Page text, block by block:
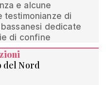
e alcune
testimonianze di
dedicate
di confine
del Nord